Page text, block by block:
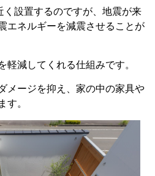
く設置するのですが、地震が来
エネルギーを減震させることが
軽減してくれる仕組みです。
メージを抑え、家の中の家具や
す。